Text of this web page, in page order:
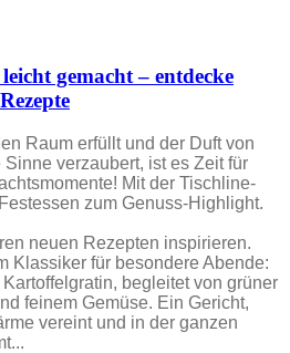
gemacht – entdecke
Raum erfüllt und der Duft von
verzaubert, ist es Zeit für
Mit der Tischline-
zum Genuss-Highlight.
neuen Rezepten inspirieren.
Klassiker für besondere Abende:
begleitet von grüner
feinem Gemüse. Ein Gericht,
vereint und in der ganzen